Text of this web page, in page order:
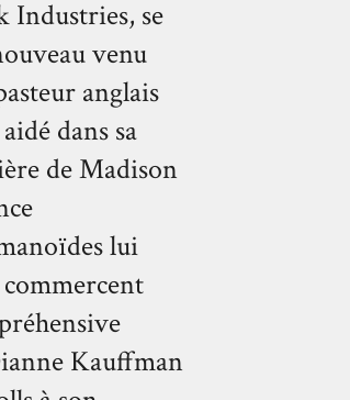
Industries, se
venu
anglais
dans sa
de Madison
lui
Kauffman